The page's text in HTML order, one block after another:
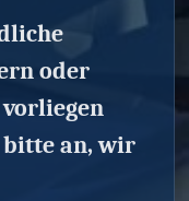
oder
bitte an, wir